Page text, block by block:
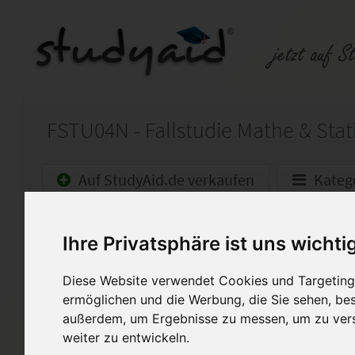
Ihre Privatsphäre ist uns
Diese Website verwendet Cookies und
ermöglichen und die Werbung, die Sie sehen,
außerdem, um Ergebnisse zu messen, um zu
weiter zu entwickeln.
Auf StudyAid.de verkaufen
Die Fallstudie PR-FSTU04N
(100/100 Punkten).